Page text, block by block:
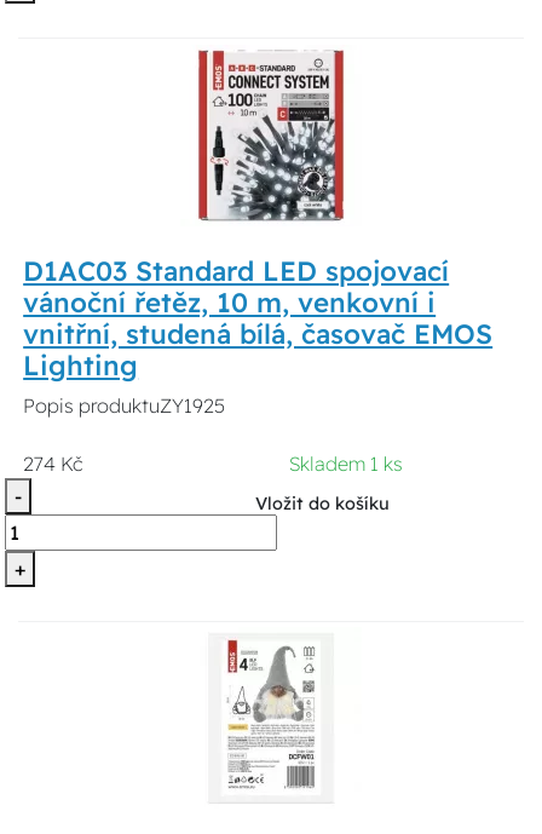
D1AC03 Standard LED spojovací
vánoční řetěz, 10 m, venkovní i
vnitřní, studená bílá, časovač EMOS
Lighting
Popis produktuZY1925
274 Kč
Skladem 1 ks
-
+
Vložit do košíku